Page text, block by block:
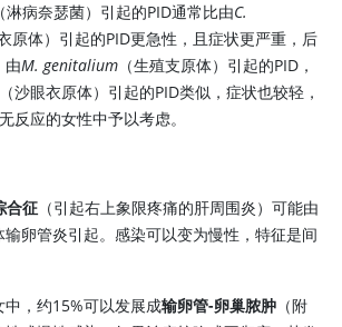
（淋病奈瑟菌）引起的PID通常比由C.
衣原体）引起的PID更急性，且症状更严重，后
由M. genitalium （生殖支原体）引起的PID，
（沙眼衣原体）引起的PID类似，症状也较轻，
反应的女性中予以考虑。
合征 （引起右上象限疼痛的肝周围炎）可能由
卵管炎引起。感染可以变为慢性，特征是间
，约15%可以发展成输卵管-卵巢脓肿 （附